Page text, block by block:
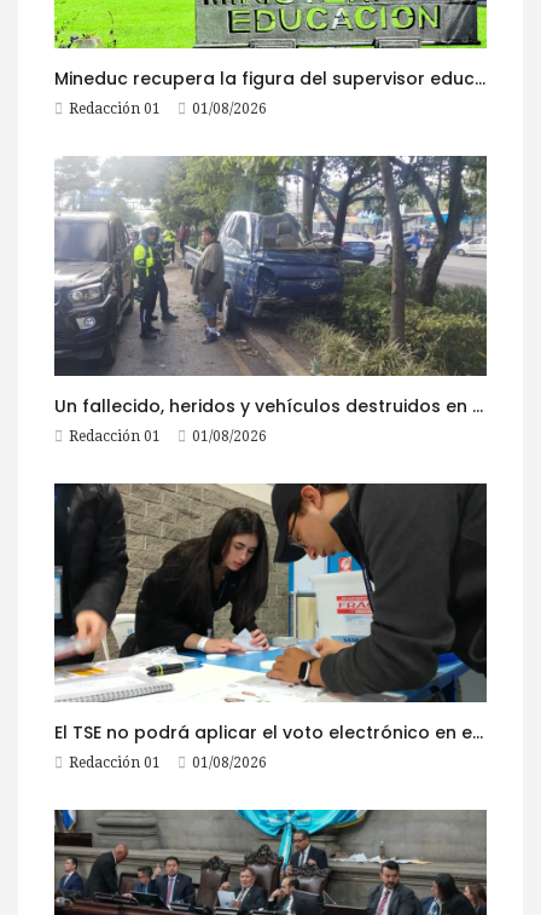
Mineduc recupera la figura del supervisor educativo con 968 plazas
Redacción 01 01/08/2026
Un fallecido, heridos y vehículos destruidos en accidentes registrados este 1 de agosto
Redacción 01 01/08/2026
El TSE no podrá aplicar el voto electrónico en el extranjero, pese a la reciente actualización de su reglamento
Redacción 01 01/08/2026